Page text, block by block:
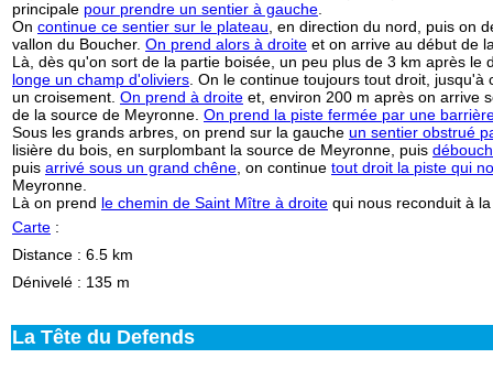
principale pour prendre un sentier à gauche
On continue ce sentier sur le plateau , en direction du nord, puis on
vallon du Boucher. On prend alors à droite et on arrive au début de
Là, dès qu'on sort de la partie boisée, un peu plus de 3 km après le
longe un champ d'oliviers . On le continue toujours tout droit,
un croisement. On prend à droite et, environ 200 m après on arrive
de la source de Meyronne. On prend la piste fermée par une
Sous les grands arbres, on prend sur la gauche un sentier obstrué
lisière du bois, en surplombant la source de Meyronne, puis
puis arrivé sous un grand chêne , on continue tout droit la piste qui
Meyronne.
Là on prend le chemin de Saint Mître à droite qui nous reconduit à
Carte :
Distance : 6.5 km
Dénivelé : 135 m
La Tête du Defends